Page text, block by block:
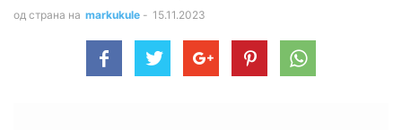
од страна на markukule - 15.11.2023